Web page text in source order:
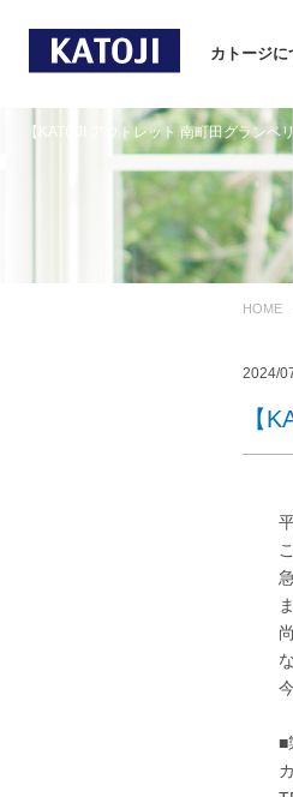
カトージに
【KATOJI アウトレット 南町田グランベ
HOME
2024/
【
■